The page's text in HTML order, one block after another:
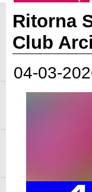
Ritorna
Club
04-03-